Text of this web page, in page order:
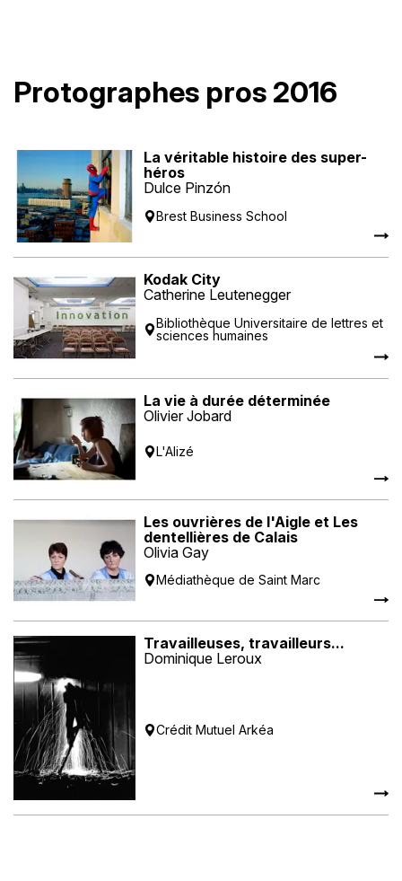
Protographes pros 2016
La véritable histoire des super-
héros
Dulce Pinzón
Brest Business School
Kodak City
Catherine Leutenegger
Bibliothèque Universitaire de lettres et
sciences humaines
La vie à durée déterminée
Olivier Jobard
L'Alizé
Les ouvrières de l'Aigle et Les
dentellières de Calais
Olivia Gay
Médiathèque de Saint Marc
Travailleuses, travailleurs...
Dominique Leroux
Crédit Mutuel Arkéa